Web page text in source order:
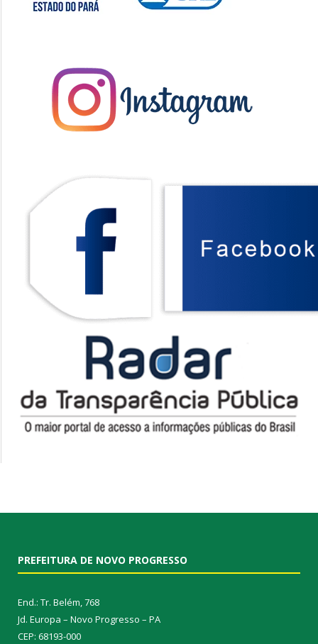
PREFEITURA DE NOVO PROGRESSO
End.: Tr. Belém, 768
Jd. Europa – Novo Progresso – PA
CEP: 68193-000